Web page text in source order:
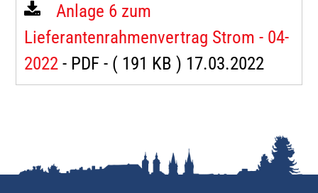
Anlage 6 zum
Lieferantenrahmenvertrag Strom - 04-
2022- PDF - ( 191 KB ) 17.03.2022